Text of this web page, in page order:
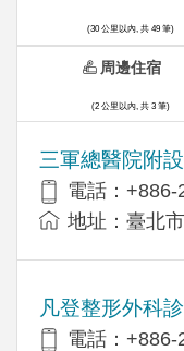
(30 公里以內, 共 49 筆)
三軍總醫院附
電話：+886-
地址：臺北
凡登整形外科
電話：+886-
周邊住宿
(2 公里以內, 共 3 筆)